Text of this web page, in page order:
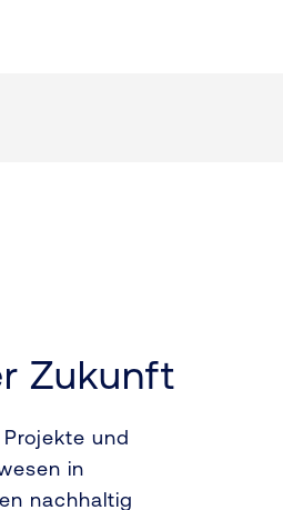
Zukunft
und
in
nachhaltig